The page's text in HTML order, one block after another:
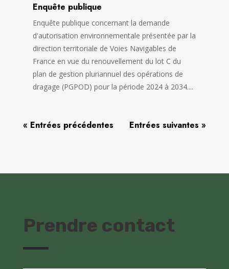
Enquête publique
Enquête publique concernant la demande
d'autorisation environnementale présentée par la
direction territoriale de Voies Navigables de
France en vue du renouvellement du lot C du
plan de gestion pluriannuel des opérations de
dragage (PGPOD) pour la période 2024 à 2034....
« Entrées précédentes Entrées suivantes »
Prendre contact